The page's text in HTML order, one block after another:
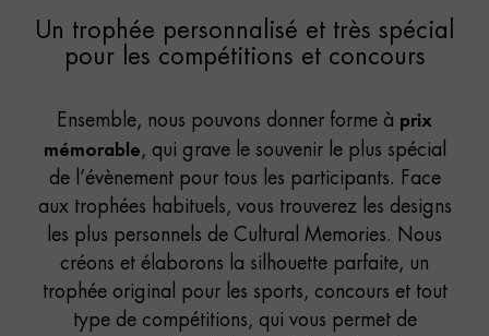
Un trophée personnalisé et très spécial
pour les compétitions et concours
Ensemble, nous pouvons donner forme à prix
mémorable, qui grave le souvenir le plus spécial
de l’évènement pour tous les participants. Face
aux trophées habituels, vous trouverez les designs
les plus personnels de Cultural Memories. Nous
créons et élaborons la silhouette parfaite, un
trophée original pour les sports, concours et tout
type de compétitions, qui vous permet de